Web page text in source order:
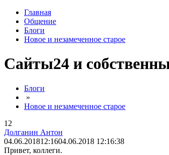
Главная
Общение
Блоги
Новое и незамеченное старое
Сайты24 и
Блоги
»
Новое и незамеченное старое
12
Долганин Антон
04.06.201812:1604.06.2018 12:16:38
Привет, коллеги.